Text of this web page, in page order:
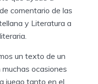
comentario de las
y Literatura a
un texto de un
ocasiones
juego tanto en el